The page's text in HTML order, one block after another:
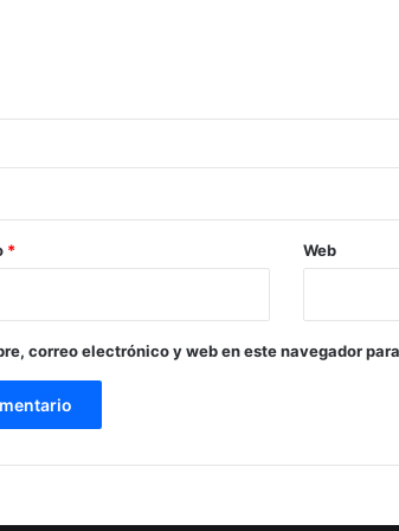
* Web
correo electrónico y web en este navegador